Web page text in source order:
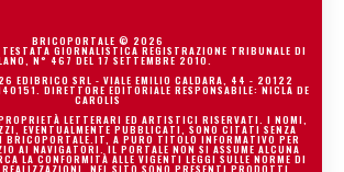
BRICOPORTALE © 2026
GIORNALISTICA REGISTRAZIONE TRIBUNALE DI
N° 467 DEL 17 SETTEMBRE 2010.
EDIBRICO SRL - VIALE EMILIO CALDARA, 44 - 20122
DIRETTORE EDITORIALE RESPONSABILE: NICLA DE
CAROLIS
LETTERARI ED ARTISTICI RISERVATI. I NOMI,
EVENTUALMENTE PUBBLICATI, SONO CITATI SENZA
BRICOPORTALE.IT, A PURO TITOLO INFORMATIVO PER
AI NAVIGATORI. IL PORTALE NON SI ASSUME ALCUNA
LA CONFORMITÀ ALLE VIGENTI LEGGI SULLE NORME DI
REALIZZAZIONI. NEL SITO SONO PRESENTI PRODOTTI